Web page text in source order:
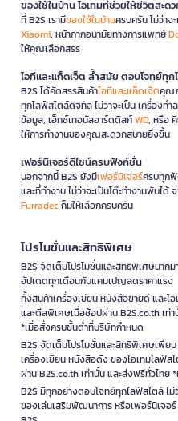
ของใช้ในบ้าน ไอเทมที่ช่วยให้ชีวิตสะด
ที่ B2S เรามีของใช้ในบ้านครบครัน ไม่ว่าจ
Xiaomi, หน้ากากอนามัยทางการแพทย์
ให้คุณเลือกสรร
ไอทีและแก็ดเจ็ต ล้ำสมัย ตอบโจทย์ทุ
B2S ได้คัดสรรสินค้าไอทีและแก็ดเจ็ตคุณ
ทุกไลฟ์สไตล์ดิจิทัล ไม่ว่าจะเป็น เครื่องทำ
ข้อมูล, เอ็กซ์เทอนัลฮาร์ดดิสก์WD, หรือ
ให้การทำงานของคุณสะดวกสบายยิ่งขึ้น
เฟอร์นิเจอร์ดีไซน์ครบฟังก์ชั่น
นอกจากนี้ B2S ยังมีเฟอร์นิเจอร์ครบทุก
และที่ทำงาน ไม่ว่าจะเป็นโต๊ะทำงานพับได้
Furradecก็มีให้เลือกครบครัน
โปรโมชั่นและสิทธิพิเศษ
B2S จัดเต็มโปรโมชั่นและสิทธิพิเศษมาก
อัปเดตทุกเดือนกับแคมเปญลดราคาแรง
ทั้งสินค้าเครื่องเขียน หนังสือขายดี และ
และดีลพิเศษเมื่อช้อปผ่าน B2S.co.th เท่
*เมื่อสั่งครบขั้นต่ำที่บริษัทกำหนด
B2S จัดเต็มโปรโมชั่นและสิทธิพิเศษเพีย
เครื่องเขียน หนังสือดัง ของไอเทมไลฟ์
ผ่าน B2S.co.th เท่านั้น และส่งฟรีทั่วไท
B2S มีทุกอย่างตอบโจทย์ทุกไลฟ์สไตล์ ไ
ของเล่นเสริมพัฒนาการ หรือเฟอร์นิเจอ